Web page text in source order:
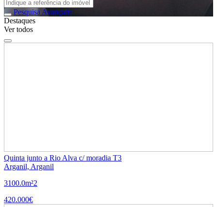
Pesquisa Avançada
Destaques
Ver todos
Quinta junto a Rio Alva c/ moradia T3
Arganil, Arganil
3100.0m²2
420.000€